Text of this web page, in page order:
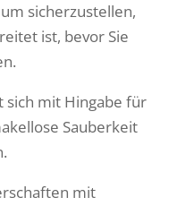
sicherzustellen,
ist, bevor Sie
sich mit Hingabe für
Sauberkeit
mit